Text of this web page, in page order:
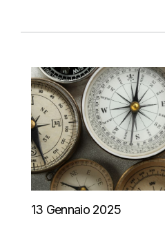
13 Gennaio 2025